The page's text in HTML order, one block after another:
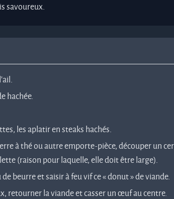
savoureux.
hachée.
les aplatir en steaks hachés.
à thé ou autre emporte-pièce, découper un
(raison pour laquelle, elle doit être large).
beurre et saisir à feu vif ce « donut » de viande.
retourner la viande et casser un œuf au centre.